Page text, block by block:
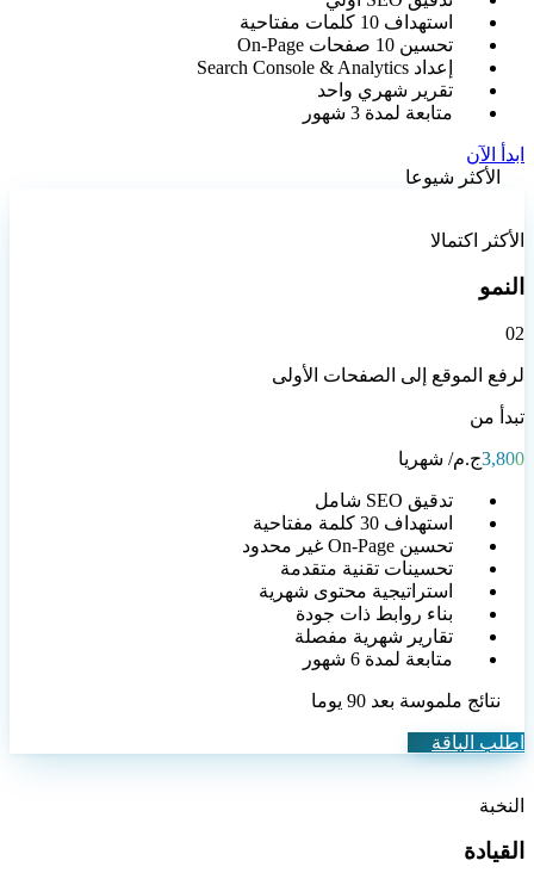
استهداف 10 كلمات مفتاحية
تحسين 10 صفحات On-Page
إعداد Search Console & Analytics
تقرير شهري واحد
متابعة لمدة 3 شهور
ابدأ الآن
الأكثر شيوعا
الأكثر اكتمالا
النمو
02
لرفع الموقع إلى الصفحات الأولى
تبدأ من
3,800ج.م/ شهريا
تدقيق SEO شامل
استهداف 30 كلمة مفتاحية
تحسين On-Page غير محدود
تحسينات تقنية متقدمة
استراتيجية محتوى شهرية
بناء روابط ذات جودة
تقارير شهرية مفصلة
متابعة لمدة 6 شهور
نتائج ملموسة بعد 90 يوما
اطلب الباقة
النخبة
القيادة